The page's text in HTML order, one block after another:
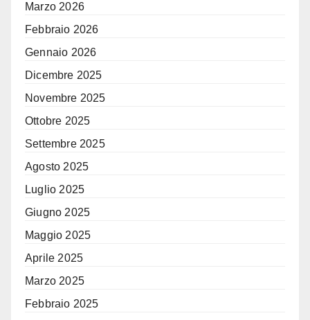
Marzo 2026
Febbraio 2026
Gennaio 2026
Dicembre 2025
Novembre 2025
Ottobre 2025
Settembre 2025
Agosto 2025
Luglio 2025
Giugno 2025
Maggio 2025
Aprile 2025
Marzo 2025
Febbraio 2025